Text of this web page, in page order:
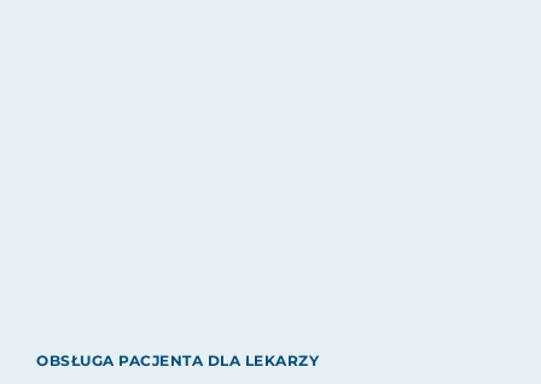
OBSŁUGA PACJENTA DLA LEKARZY